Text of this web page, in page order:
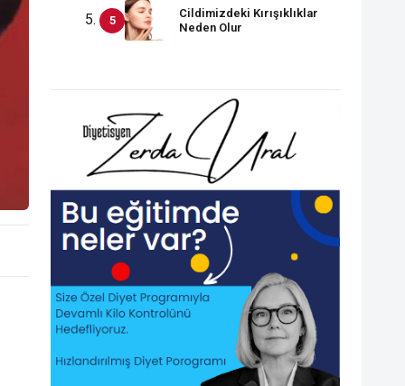
Cildimizdeki Kırışıklıklar
Neden Olur